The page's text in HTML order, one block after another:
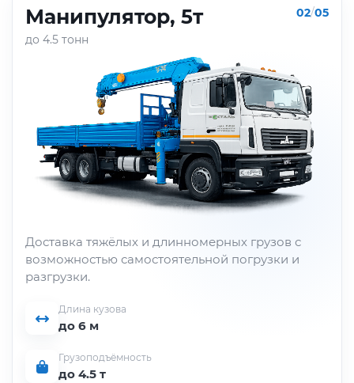
Манипулятор, 5т
до 4.5 тонн
02/05
Доставка тяжёлых и длинномерных грузов с
возможностью самостоятельной погрузки и
разгрузки.
Длина кузова
до 6 м
Грузоподъёмность
до 4.5 т